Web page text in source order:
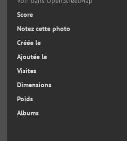
Score
Notez cette photo
Créée le
Ajoutée le
Visites
Dimensions
Poids
Albums